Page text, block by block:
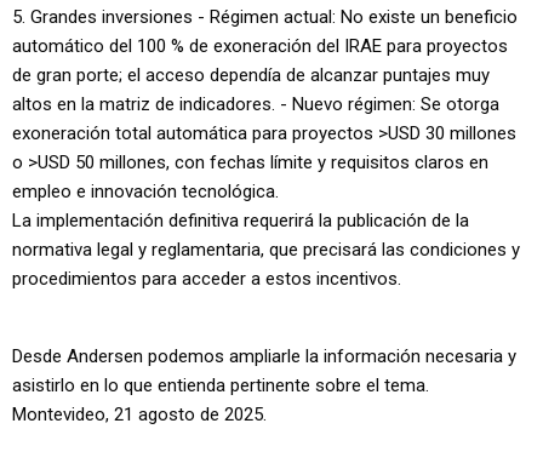
5. Grandes inversiones - Régimen actual: No existe un beneficio
automático del 100 % de exoneración del IRAE para proyectos
de gran porte; el acceso dependía de alcanzar puntajes muy
altos en la matriz de indicadores. - Nuevo régimen: Se otorga
exoneración total automática para proyectos >USD 30 millones
o >USD 50 millones, con fechas límite y requisitos claros en
empleo e innovación tecnológica.
La implementación definitiva requerirá la publicación de la
normativa legal y reglamentaria, que precisará las condiciones y
procedimientos para acceder a estos incentivos.
Desde Andersen podemos ampliarle la información necesaria y
asistirlo en lo que entienda pertinente sobre el tema.
Montevideo, 21 agosto de 2025.